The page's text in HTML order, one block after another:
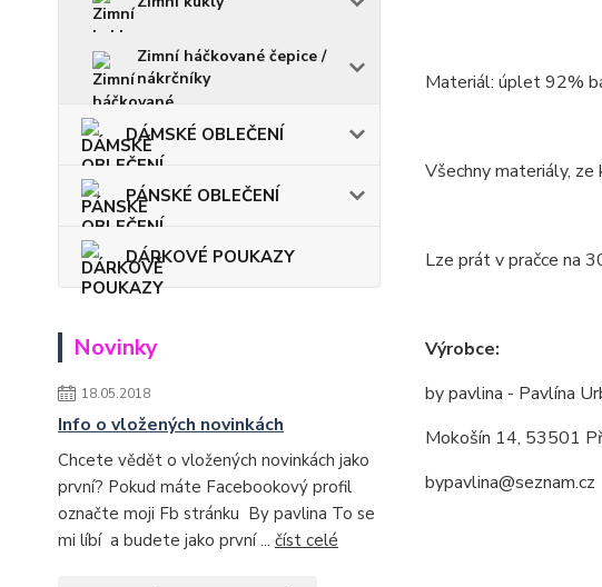
Zimní háčkované čepice /
nákrčníky
DÁMSKÉ OBLEČENÍ
PÁNSKÉ OBLEČENÍ
DÁRKOVÉ POUKAZY
Novinky
18.05.2018
Info o vložených novinkách
Chcete vědět o vložených novinkách jako
první? Pokud máte Facebookový profil
označte moji Fb stránku By pavlina To se
mi líbí a budete jako první ... číst celé
Materiál: úplet 92%
Všechny materiály,
Lze prát v pračce na
Výrobce:
by pavlina - Pavlína
Mokošín 14, 53501
bypavlina@seznam.cz